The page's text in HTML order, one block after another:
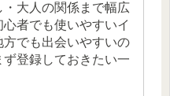
大人の関係まで幅広
者でも使いやすいイ
でも出会いやすいの
登録しておきたい一